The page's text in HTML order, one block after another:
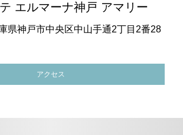
エルマーナ神戸 アマリー
県神戸市中央区中山手通2丁目2番28
アクセス